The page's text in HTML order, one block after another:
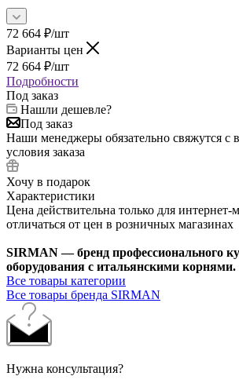
72 664 ₽/шт
Варианты цен
72 664 ₽/шт
Подробности
Под заказ
Нашли дешевле?
Под заказ
Наши менеджеры обязательно свяжутся с
условия заказа
Хочу в подарок
Характеристики
Цена действительна только для интернет-
отличаться от цен в розничных магазинах
SIRMAN — бренд профессионального
оборудования с итальянскими корнями.
Все товары категории
Все товары бренда SIRMAN
Нужна консультация?